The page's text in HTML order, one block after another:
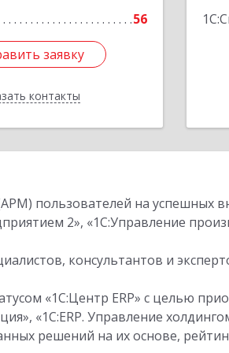
56
заявку
контакты
Подробнее
заявку
Назад
пользователей на успешных
2», «1С:Управление
консультантов и
«1С:Центр ERP» с целью
«1С:ERP. Управление
решений на их основе,